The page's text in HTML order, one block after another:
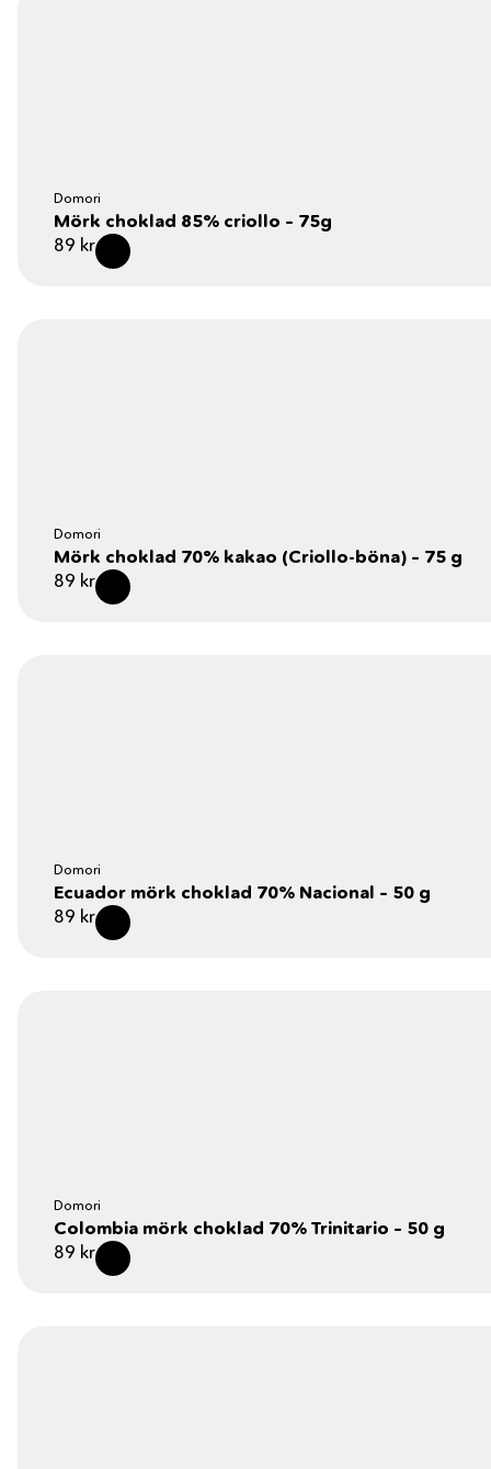
Domori
Mörk choklad 85% criollo – 75g
89 kr
Domori
Mörk choklad 70% kakao (Criollo-böna) – 75 g
89 kr
Domori
Ecuador mörk choklad 70% Nacional – 50 g
89 kr
Domori
Colombia mörk choklad 70% Trinitario – 50 g
89 kr